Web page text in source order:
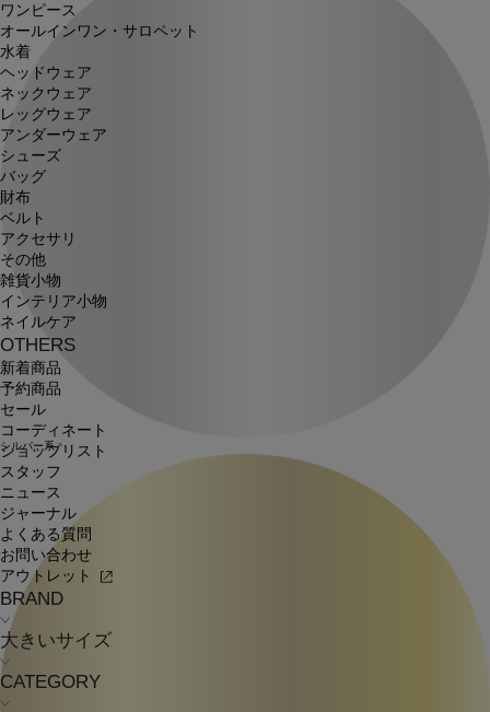
ワンピース
オールインワン・サロペット
水着
ヘッドウェア
ネックウェア
レッグウェア
アンダーウェア
シューズ
バッグ
財布
ベルト
アクセサリ
その他
雑貨小物
インテリア小物
ネイルケア
OTHERS
新着商品
予約商品
セール
コーディネート
ショップリスト
スタッフ
ニュース
ジャーナル
よくある質問
お問い合わせ
アウトレット
BRAND
大きいサイズ
CATEGORY
シルバー系